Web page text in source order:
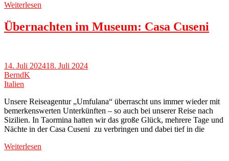
Weiterlesen
Übernachten im Museum: Casa Cuseni
14. Juli 202418. Juli 2024
BerndK
Italien
Unsere Reiseagentur „Umfulana“ überrascht uns immer wieder mit
bemerkenswerten Unterkünften – so auch bei unserer Reise nach
Sizilien. In Taormina hatten wir das große Glück, mehrere Tage und
Nächte in der Casa Cuseni zu verbringen und dabei tief in die
Weiterlesen